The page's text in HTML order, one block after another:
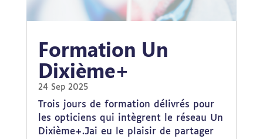
Formation Un
Dixième+
24 Sep 2025
Trois jours de formation délivrés pour
les opticiens qui intègrent le réseau Un
Dixième+.Jai eu le plaisir de partager